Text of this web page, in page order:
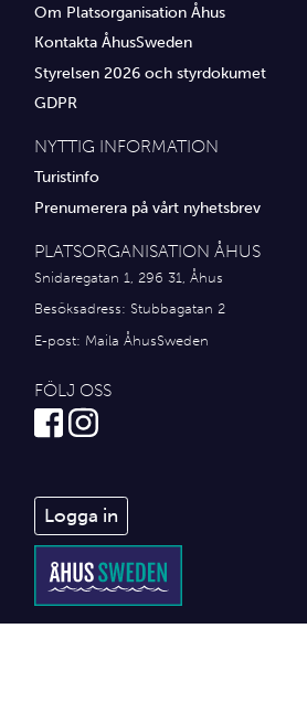
Om Platsorganisation Åhus
Kontakta ÅhusSweden
Styrelsen 2026 och styrdokumet
GDPR
NYTTIG INFORMATION
Turistinfo
Prenumerera på vårt nyhetsbrev
PLATSORGANISATION ÅHUS
Snidaregatan 1, 296 31, Åhus
Besöksadress: Stubbagatan 2
E-post: Maila ÅhusSweden
FÖLJ OSS
Logga in